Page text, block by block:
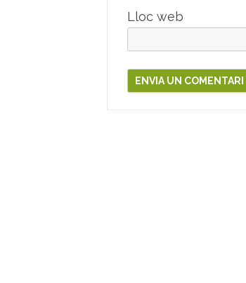
Lloc web